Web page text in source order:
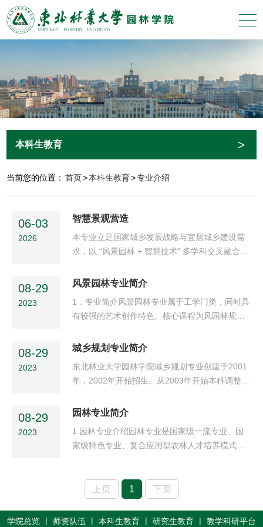
本科生教育 >
当前您的位置： 首页>本科生教育>专业介绍
06-03
2026
智慧景观营造
本专业立足国家城乡发展战略与宜居城乡建设需
求，以 “风景园林 + 智慧技术” 多学科交叉融合为
慧技术应用能力、工程技术实力与生态人文素
够运用智慧技术服务于城乡景观智慧化营造、城
市更新与运维等领域，助力城乡人居环境高质量
才。该专业以 "厚基础，强技能，重实践，高适
配" 为培养核心，在学校的整体布局与资源倾斜
下，...
08-29
2023
风景园林专业简介
1．专业简介风景园林专业属于工学门类，同时具
有较强的艺术创作特色。核心课程为风园林规划
应用、生态修复和历史遗产保护等。本专业人才
和突出的实践动手能力，毕业生可在规划设计机
构、科研院所、管理部门、相关企业从事风景园
等工作。2．专业特色（1）学科知识广博就业面
宽风景园林是人居环...
08-29
2023
城乡规划专业简介
东北林业大学园林学院城乡规划专业创建于2001
年，2002年开始招生。从2003年开始本科调整为
市规划与设计”二级学科硕士点，2011年获得城乡
学校重点建设专业。在近19年的发展历程中，城
乡规划专业结合东北林业大学与园林学院的学科
人才的现实培养需求，形成了立足寒地城乡，强
化生态规划优势，...
08-29
2023
园林专业简介
1.园林专业介绍园林专业是国家级一流专业、国
家级特色专业、复合应用型农林人才培养模式改
生态学、植物学、设计学的研究方法，能够在园
林植物培育、园林苗木栽培及养护、园林规划与
设计、园林工程施工管理等领域从事苗木生产、
上页 1 下页
学院总览 | 师资队伍 | 本科生教育 | 研究生教育 | 教学科研平台